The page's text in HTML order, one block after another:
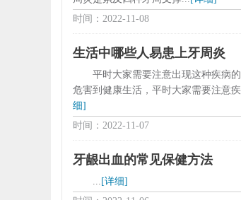
时间：2022-11-08
生活中哪些人易患上牙周炎
平时大家需要注意出现这种疾病
危害到健康生活，平时大家需要注意
细]
时间：2022-11-07
牙龈出血的常见保健方法
[详细]